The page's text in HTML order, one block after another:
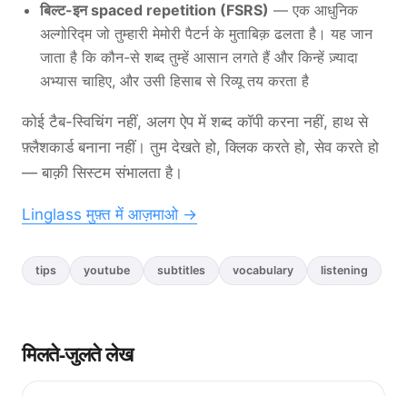
बिल्ट-इन spaced repetition (FSRS) — एक आधुनिक
अल्गोरिद्म जो तुम्हारी मेमोरी पैटर्न के मुताबिक़ ढलता है। यह जान
जाता है कि कौन-से शब्द तुम्हें आसान लगते हैं और किन्हें ज़्यादा
अभ्यास चाहिए, और उसी हिसाब से रिव्यू तय करता है
कोई टैब-स्विचिंग नहीं, अलग ऐप में शब्द कॉपी करना नहीं, हाथ से
फ़्लैशकार्ड बनाना नहीं। तुम देखते हो, क्लिक करते हो, सेव करते हो
— बाक़ी सिस्टम संभालता है।
Linglass मुफ़्त में आज़माओ ->
tips youtube subtitles vocabulary listening
मिलते-जुलते लेख